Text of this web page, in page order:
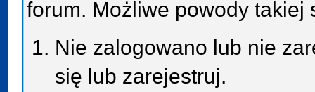
forum. Możliwe powody takiej
Nie zalogowano lub nie
się lub zarejestruj.